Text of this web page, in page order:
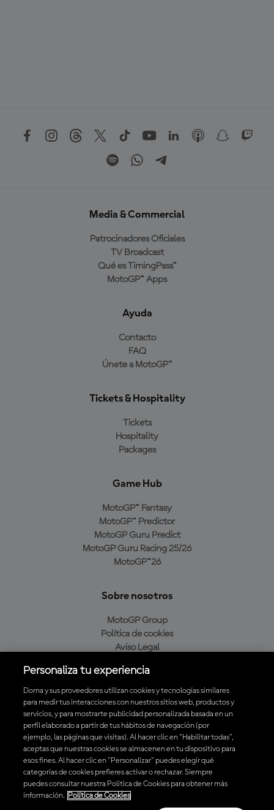
Media & Commercial
Patrocinadores Oficiales
TV Broadcast
Qué es TimingPass™
MotoGP™ Apps
Ayuda
Contacto
FAQ
Únete a MotoGP™
Tickets & Hospitality
Tickets
Hospitality
Packages
Game Hub
MotoGP™ Fantasy
MotoGP™ Predictor
MotoGP Guru Predict
MotoGP Guru Racing 25/26
MotoGP™26
Sobre nosotros
MotoGP Group
Política de cookies
Aviso Legal
Política de compra
Descarga la aplicación oficial de MotoGP™
© 2026 MotoGP Sports Entertainment Group. Todos los derechos
reservados. Todas las marcas son propiedad de sus respectivos dueños.
Personaliza tu experiencia
Dorna y sus proveedores utilizan cookies y tecnologías similares
para medir tus interacciones con nuestros sitios web, productos y
servicios, y para mostrarte publicidad personalizada basada en un
perfil elaborado a partir de tus hábitos de navegación (por
ejemplo, las páginas que visitas). Al hacer clic en "Habilitar todas",
aceptas que nuestras cookies se almacenen en tu dispositivo para
esos fines. Al hacer clic en "Personalizar" puedes elegir qué
categorías de cookies prefieres activar o rechazar. Siempre
puedes consultar nuestra Política de Cookies para obtener más
información.
Política de Cookies